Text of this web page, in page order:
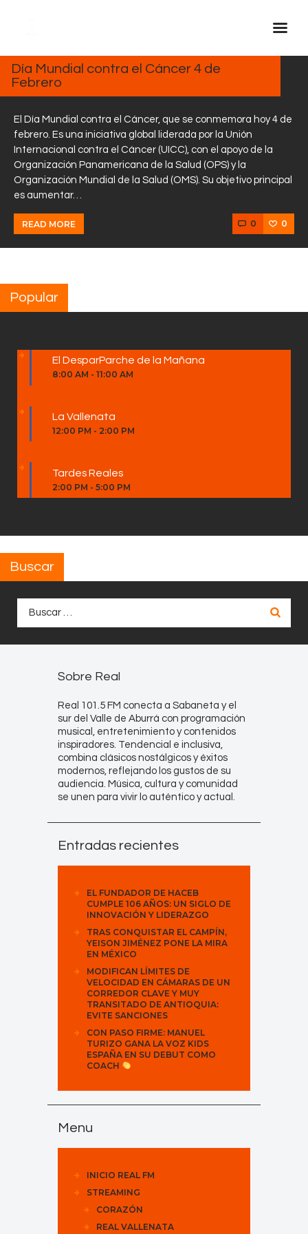
Inicio Real FM
En Vivo
Descarga La APP
Programas
Noticias
Equipo
Sobre Nosotros
4, 2025
Día Mundial contra el Cáncer 4 de
Febrero
El Día Mundial contra el Cáncer, que se conmemora hoy 4 de
febrero. Es una iniciativa global liderada por la Unión
Internacional contra el Cáncer (UICC), con el apoyo de la
Organización Panamericana de la Salud (OPS) y la
Organización Mundial de la Salud (OMS). Su objetivo principal
es aumentar…
READ MORE 0 0
Popular
El DesparParche de la Mañana
8:00 AM - 11:00 AM
La Vallenata
12:00 PM - 2:00 PM
Tardes Reales
2:00 PM - 5:00 PM
Buscar
Sobre Real
Real 101.5 FM conecta a Sabaneta y el
sur del Valle de Aburrá con programación
musical, entretenimiento y contenidos
inspiradores. Tendencial e inclusiva,
combina clásicos nostálgicos y éxitos
modernos, reflejando los gustos de su
audiencia. Música, cultura y comunidad
se unen para vivir lo auténtico y actual.
Entradas recientes
EL FUNDADOR DE HACEB
CUMPLE 106 AÑOS: UN SIGLO DE
INNOVACIÓN Y LIDERAZGO
TRAS CONQUISTAR EL CAMPÍN,
YEISON JIMÉNEZ PONE LA MIRA
EN MÉXICO
MODIFICAN LÍMITES DE
VELOCIDAD EN CÁMARAS DE UN
CORREDOR CLAVE Y MUY
TRANSITADO DE ANTIOQUIA:
EVITE SANCIONES
CON PASO FIRME: MANUEL
TURIZO GANA LA VOZ KIDS
ESPAÑA EN SU DEBUT COMO
COACH
Menu
INICIO REAL FM
STREAMING
CORAZÓN
REAL VALLENATA